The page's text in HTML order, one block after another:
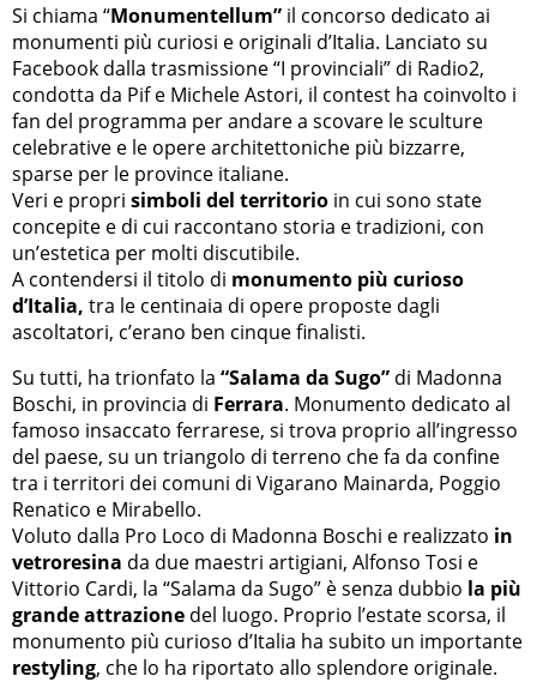
Si chiama “Monumentellum” il concorso dedicato ai
monumenti più curiosi e originali d’Italia. Lanciato su
Facebook dalla trasmissione “I provinciali” di Radio2,
condotta da Pif e Michele Astori, il contest ha coinvolto i
fan del programma per andare a scovare le sculture
celebrative e le opere architettoniche più bizzarre,
sparse per le province italiane.
Veri e propri simboli del territorio in cui sono state
concepite e di cui raccontano storia e tradizioni, con
un’estetica per molti discutibile.
A contendersi il titolo di monumento più curioso
d’Italia, tra le centinaia di opere proposte dagli
ascoltatori, c’erano ben cinque finalisti.
Su tutti, ha trionfato la “Salama da Sugo” di Madonna
Boschi, in provincia di Ferrara. Monumento dedicato al
famoso insaccato ferrarese, si trova proprio all’ingresso
del paese, su un triangolo di terreno che fa da confine
tra i territori dei comuni di Vigarano Mainarda, Poggio
Renatico e Mirabello.
Voluto dalla Pro Loco di Madonna Boschi e realizzato in
vetroresina da due maestri artigiani, Alfonso Tosi e
Vittorio Cardi, la “Salama da Sugo” è senza dubbio la più
grande attrazione del luogo. Proprio l’estate scorsa, il
monumento più curioso d’Italia ha subito un importante
restyling, che lo ha riportato allo splendore originale.